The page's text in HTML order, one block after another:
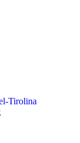
Tirolina